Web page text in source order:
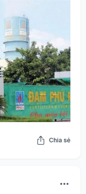
Chia sẻ